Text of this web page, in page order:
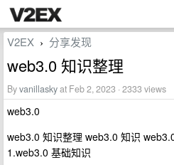
V2EX › 分享发现
web3.0 知识整理
Byvanillaskyat Feb 2, 2023 · 2333 views
web3.0
web3.0 知识整理 web3.0 知识
1.web3.0 基础知识